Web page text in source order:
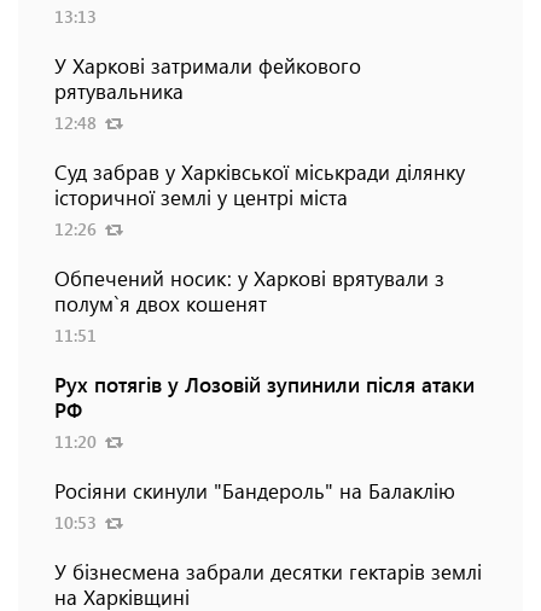
13:13
У Харкові затримали фейкового
рятувальника
12:48
Суд забрав у Харківської міськради ділянку
історичної землі у центрі міста
12:26
Обпечений носик: у Харкові врятували з
полум`я двох кошенят
11:51
Рух потягів у Лозовій зупинили після атаки
РФ
11:20
Росіяни скинули "Бандероль" на Балаклію
10:53
У бізнесмена забрали десятки гектарів землі
на Харківщині